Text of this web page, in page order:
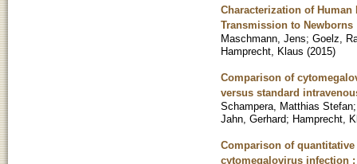
Characterization of
Transmission to Newborns
Maschmann, Jens; Goelz,
Hamprecht, Klaus (2015)
Comparison of
versus standard
Schampera, Matthias Stefan
Jahn, Gerhard; Hamprecht,
Comparison of
cytomegalovirus infection